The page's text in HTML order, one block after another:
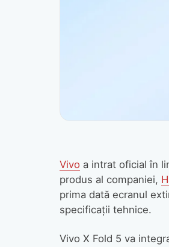
Vivoa intrat oficial în
produs al companiei,
prima dată ecranul
specificații tehnice.
Vivo X Fold 5 va